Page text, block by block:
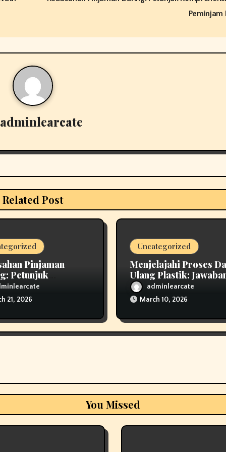
Peminjam
adminlearcate
Related Post
Pinjaman
Petunjuk
untuk
Bijak
21, 2026
Uncategorized
Menjelajahi Proses
Ulang Plastik:
Inovatif untuk
Lingkungan
adminlearcate
March 10, 2026
You Missed